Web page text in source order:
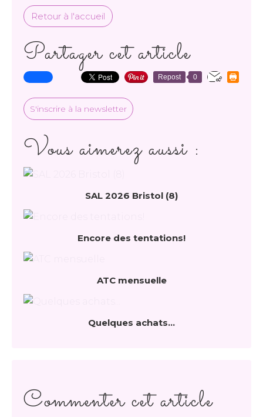
Retour à l'accueil
Partager cet article
Repost 0
S'inscrire à la newsletter
Vous aimerez aussi :
SAL 2026 Bristol (8)
Encore des tentations!
ATC mensuelle
Quelques achats...
Commenter cet article